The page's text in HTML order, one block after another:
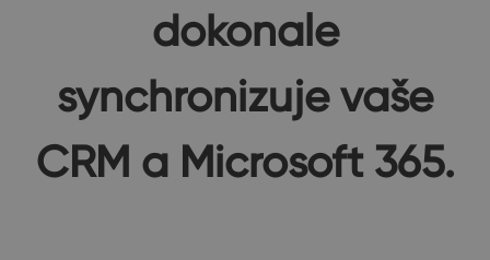
dokonale
synchronizuje vaše
CRM a Microsoft 365.